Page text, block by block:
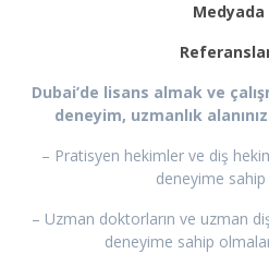
Medyada
Dubai’de lisans almak ve
deneyim, uzmanlık
– Pratisyen hekimler ve diş
deneyime sahip
– Uzman doktorların ve uzman
deneyime sahip